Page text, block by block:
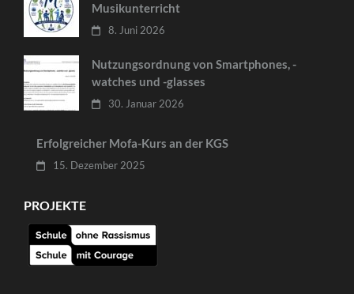
Musikunterricht
8. Juni 2026
Nutzungsordnung von Smartphones, -
watches und -glasses
30. Januar 2026
Erfolgreicher Mofa-Kurs an der KGS
15. Dezember 2025
PROJEKTE